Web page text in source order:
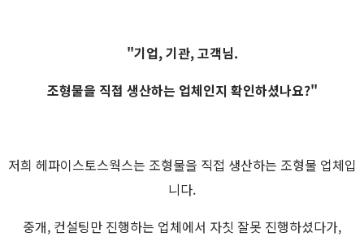
"기업, 기관, 고객님.
조형물을 직접 생산하는 업체인지 확인하셨나요?"
저희 헤파이스토스웍스는 조형물을 직접 생산하는 조형물 업체입
니다.
중개, 컨설팅만 진행하는 업체에서 자칫 잘못 진행하셨다가,